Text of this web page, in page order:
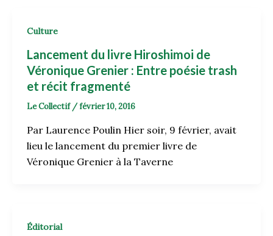
Culture
Lancement du livre Hiroshimoi de
Véronique Grenier : Entre poésie trash
et récit fragmenté
Le Collectif /février 10, 2016
Par Laurence Poulin Hier soir, 9 février, avait
lieu le lancement du premier livre de
Véronique Grenier à la Taverne
Éditorial